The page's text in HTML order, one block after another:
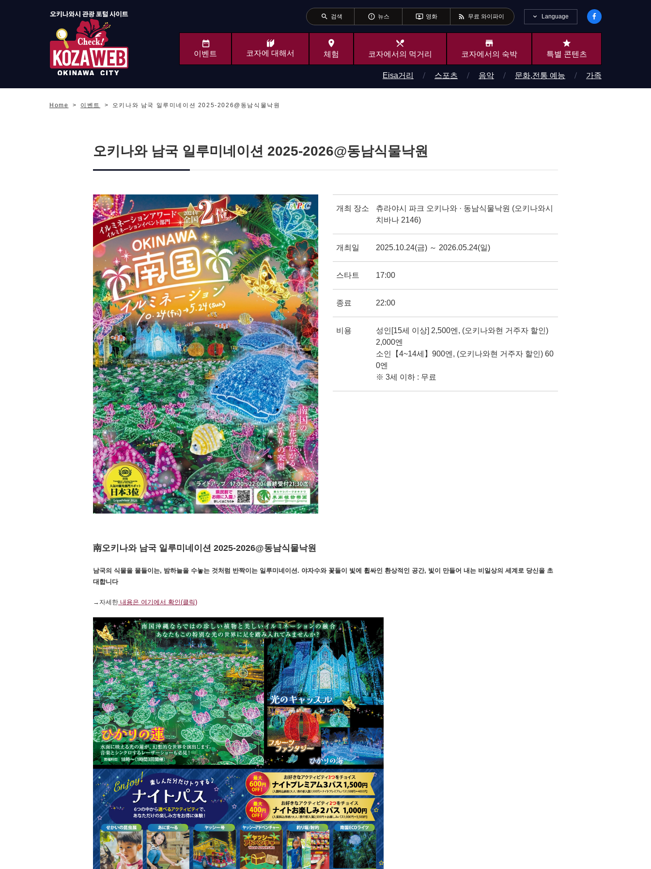
search 검색 error_outline 뉴스 ondemand_video 영화 rss_feed 무료 와이파이 Language
이벤트 코자에 대해서
place
체험
local_dining
코자에서의 먹거리
store
코자에서의 숙박
star
특별 콘텐츠
Eisa거리 스포츠 음악 문화,전통 예능 가족
Home 이벤트 오키나와 남국 일루미네이션 2025-2026@동남식물낙원
오키나와 남국 일루미네이션 2025-2026@동남식물낙원
개최 장소
츄라야시 파크 오키나와 · 동남식물낙원 (오키나와시
치바나 2146)
개최일 2025.10.24(금) ～ 2026.05.24(일)
스타트 17:00
종료 22:00
비용
성인[15세 이상] 2,500엔, (오키나와현 거주자 할인)
2,000엔
소인【4~14세】900엔, (오키나와현 거주자 할인) 60
0엔
※ 3세 이하 : 무료
南오키나와 남국 일루미네이션 2025-2026@동남식물낙원
남국의 식물을 물들이는, 밤하늘을 수놓는 것처럼 반짝이는 일루미네이션. 야자수와 꽃들이 빛에 휩싸인 환상적인 공간, 빛이 만들어 내는 비일상의 세계로 당신을 초
대합니다
→자세한 내용은 여기에서 확인(클릭)